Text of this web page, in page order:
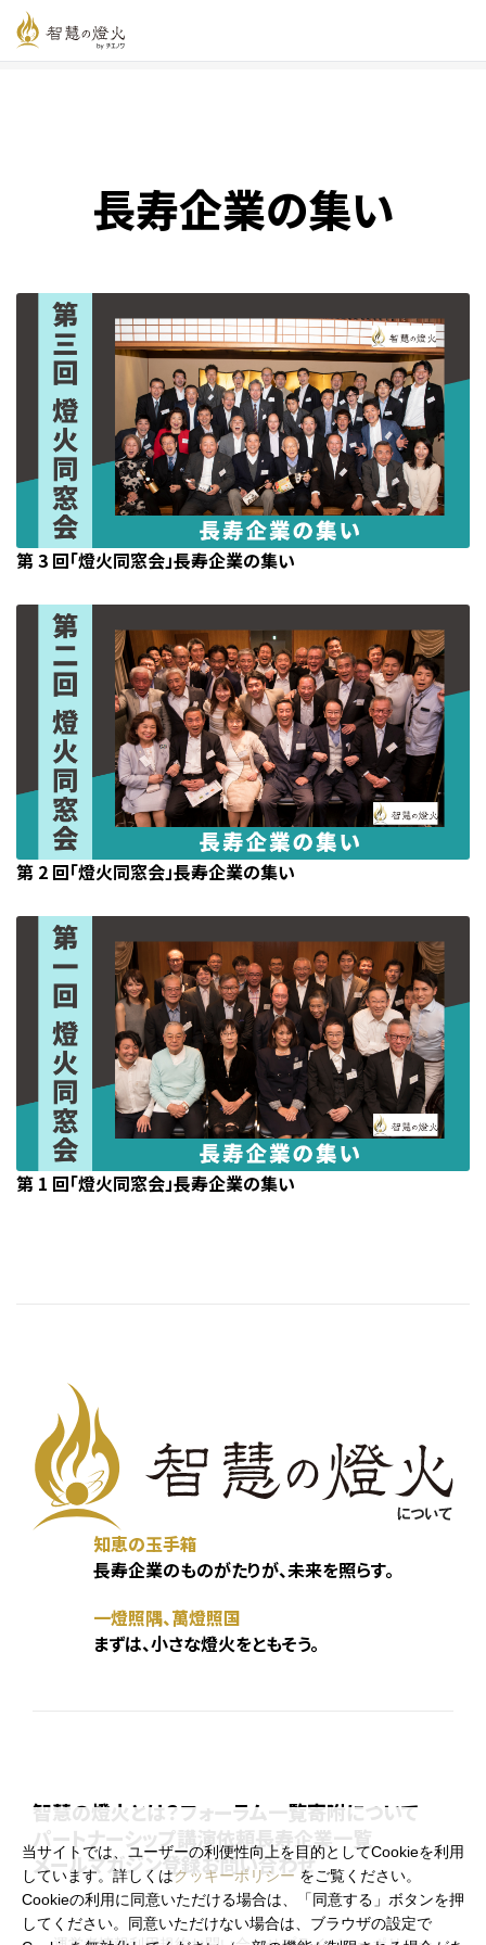
智慧の燈火オンライン
長寿企業の集い
第 3 回「燈火同窓会」長寿企業の集い
第 2 回「燈火同窓会」長寿企業の集い
第 1 回「燈火同窓会」長寿企業の集い
知恵の玉手箱
長寿企業のものがたりが、未来を照らす。
一燈照隅、萬燈照国
まずは、小さな燈火をともそう。
智慧の燈火とは？フォーラム一覧寄附について
パートナーシップ講演依頼長寿企業一覧
メールマガジン登録お問い合わせ
当サイトでは、ユーザーの利便性向上を目的としてCookieを利用
しています。詳しくはクッキーポリシー をご覧ください。
Cookieの利用に同意いただける場合は、「同意する」ボタンを押
してください。同意いただけない場合は、ブラウザの設定で